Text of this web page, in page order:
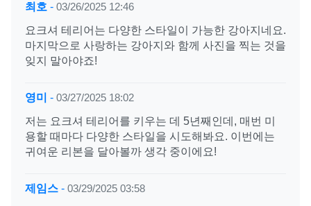
최호 - 03/26/2025 12:46
요크셔 테리어는 다양한 스타일이 가능한 강아지네요.
마지막으로 사랑하는 강아지와 함께 사진을 찍는 것을
잊지 말아야죠!
영미 - 03/27/2025 18:02
저는 요크셔 테리어를 키우는 데 5년째인데, 매번 미
용할 때마다 다양한 스타일을 시도해봐요. 이번에는
귀여운 리본을 달아볼까 생각 중이에요!
제임스 - 03/29/2025 03:58